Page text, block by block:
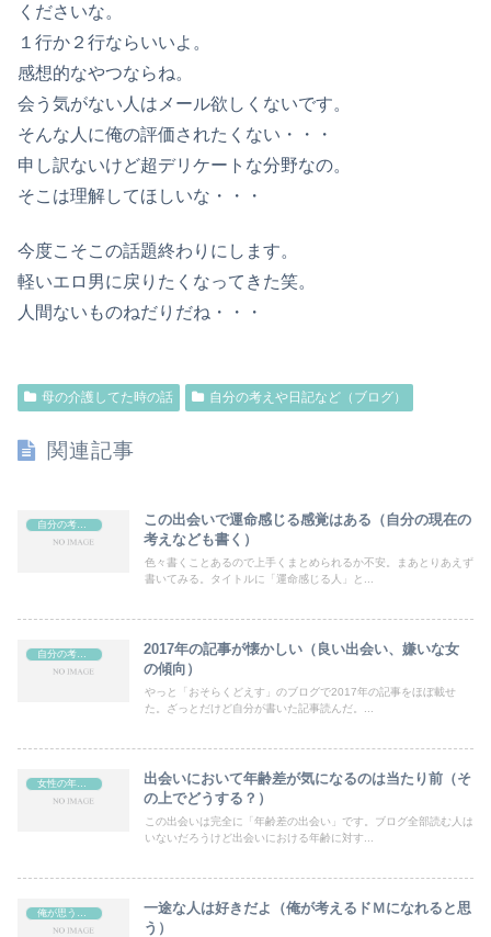
くださいな。
１行か２行ならいいよ。
感想的なやつならね。
会う気がない人はメール欲しくないです。
そんな人に俺の評価されたくない・・・
申し訳ないけど超デリケートな分野なの。
そこは理解してほしいな・・・
今度こそこの話題終わりにします。
軽いエロ男に戻りたくなってきた笑。
人間ないものねだりだね・・・
母の介護してた時の話 自分の考えや日記など（ブログ）
関連記事
この出会いで運命感じる感覚はある（自分の現在の
考えなども書く）
色々書くことあるので上手くまとめられるか不安。まあとりあえず
書いてみる。タイトルに「運命感じる人」と...
2017年の記事が懐かしい（良い出会い、嫌いな女
の傾向）
やっと「おそらくどえす」のブログで2017年の記事をほぼ載せ
た。ざっとだけど自分が書いた記事読んだ。...
出会いにおいて年齢差が気になるのは当たり前（そ
の上でどうする？）
この出会いは完全に「年齢差の出会い」です。ブログ全部読む人は
いないだろうけど出会いにおける年齢に対す...
一途な人は好きだよ（俺が考えるドＭになれると思
う）